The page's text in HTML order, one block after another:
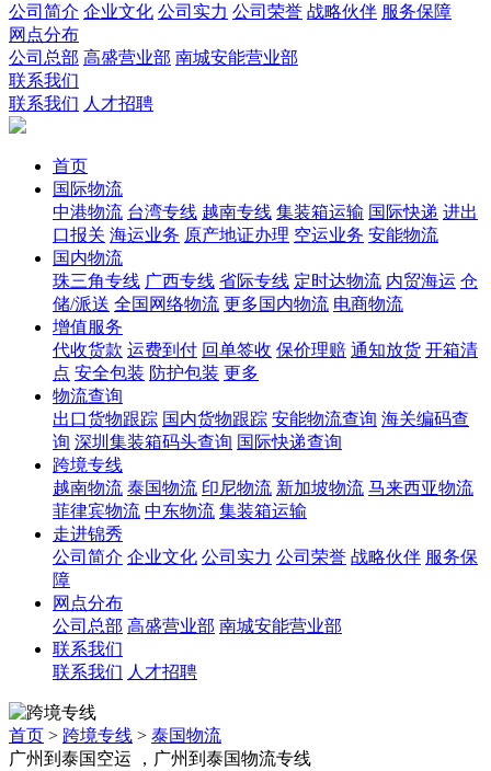
公司简介 企业文化 公司实力 公司荣誉 战略伙伴 服务保障
网点分布
公司总部 高盛营业部 南城安能营业部
联系我们
联系我们 人才招聘
首页
国际物流
中港物流 台湾专线 越南专线 集装箱运输 国际快递 进出
口报关 海运业务 原产地证办理 空运业务 安能物流
国内物流
珠三角专线 广西专线 省际专线 定时达物流 内贸海运 仓
储/派送 全国网络物流 更多国内物流 电商物流
增值服务
代收货款 运费到付 回单签收 保价理赔 通知放货 开箱清
点 安全包装 防护包装 更多
物流查询
出口货物跟踪 国内货物跟踪 安能物流查询 海关编码查
询 深圳集装箱码头查询 国际快递查询
跨境专线
越南物流 泰国物流 印尼物流 新加坡物流 马来西亚物流
菲律宾物流 中东物流 集装箱运输
走进锦秀
公司简介 企业文化 公司实力 公司荣誉 战略伙伴 服务保
障
网点分布
公司总部 高盛营业部 南城安能营业部
联系我们
联系我们 人才招聘
首页 > 跨境专线 > 泰国物流
广州到泰国空运 ，广州到泰国物流专线